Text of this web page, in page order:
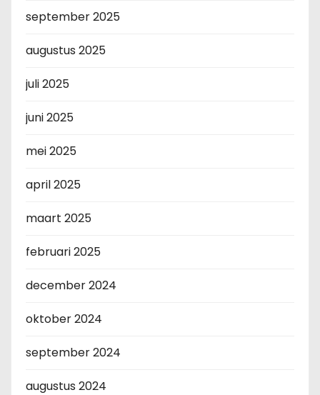
september 2025
augustus 2025
juli 2025
juni 2025
mei 2025
april 2025
maart 2025
februari 2025
december 2024
oktober 2024
september 2024
augustus 2024